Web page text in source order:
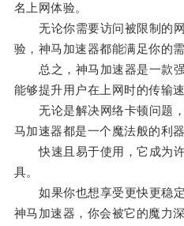
名上网体验。
无论你需要访问被限制的网
验，神马加速器都能满足你的需
总之，神马加速器是一款强
能够提升用户在上网时的传输
无论是解决网络卡顿问题，
马加速器都是一个魔法般的利器
快速且易于使用，它成为许
具。
如果你也想享受更快更稳定
神马加速器，你会被它的魔力深